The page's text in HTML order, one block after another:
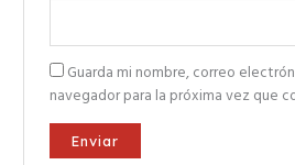
Guarda mi nombre, correo
navegador para la próxima vez que